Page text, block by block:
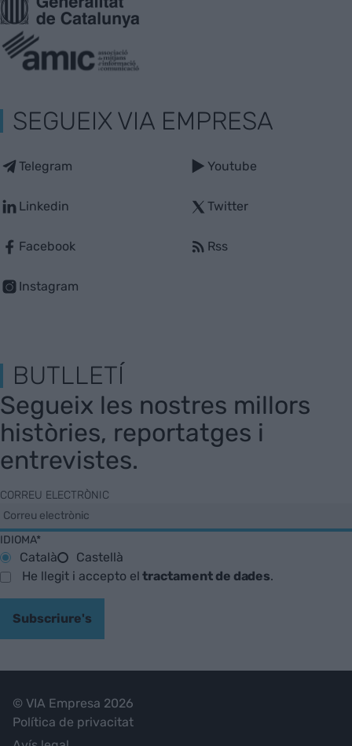
SEGUEIX VIA EMPRESA
Telegram
Linkedin
Facebook
Instagram
Youtube
Twitter
Rss
BUTLLETÍ
Segueix les nostres millors
històries, reportatges i
entrevistes.
CORREU ELECTRÒNIC
IDIOMA*
Català
Castellà
He llegit i accepto eltractament de dades.
Subscriure's
© VIA Empresa 2026
Política de privacitat